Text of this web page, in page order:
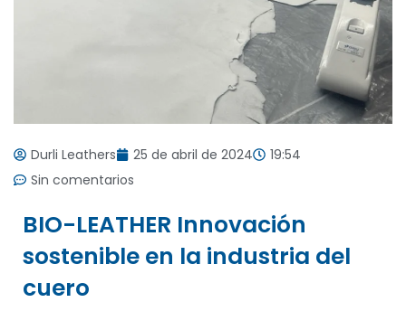
Durli Leathers 25 de abril de 2024
19:54
Sin comentarios
BIO-LEATHER Innovación
sostenible en la industria del
cuero